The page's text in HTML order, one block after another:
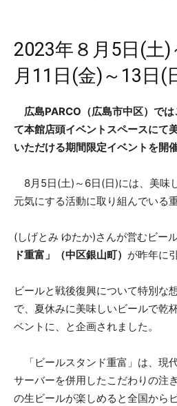
2023年８月5日(土)
月11日(金)～13日(
広島PARCO（広島市中区）で
て本館店頭イベントスペースにて
いただける期間限定イベントを開
8月5日(土)～6日(日)には、美味
元気にする活動に取り組んでいる
(しげとみ ゆたか)さんが営むビー
ド重富」（中区銀山町） が昨年に
ビールと戦後復興について特別な
で、夏休みに美味しいビールで乾
ベントに、と企画されました。
「ビールスタンド重富」は、現
サーバーを併用したこだわりの注
の生ビールが楽しめると全国から